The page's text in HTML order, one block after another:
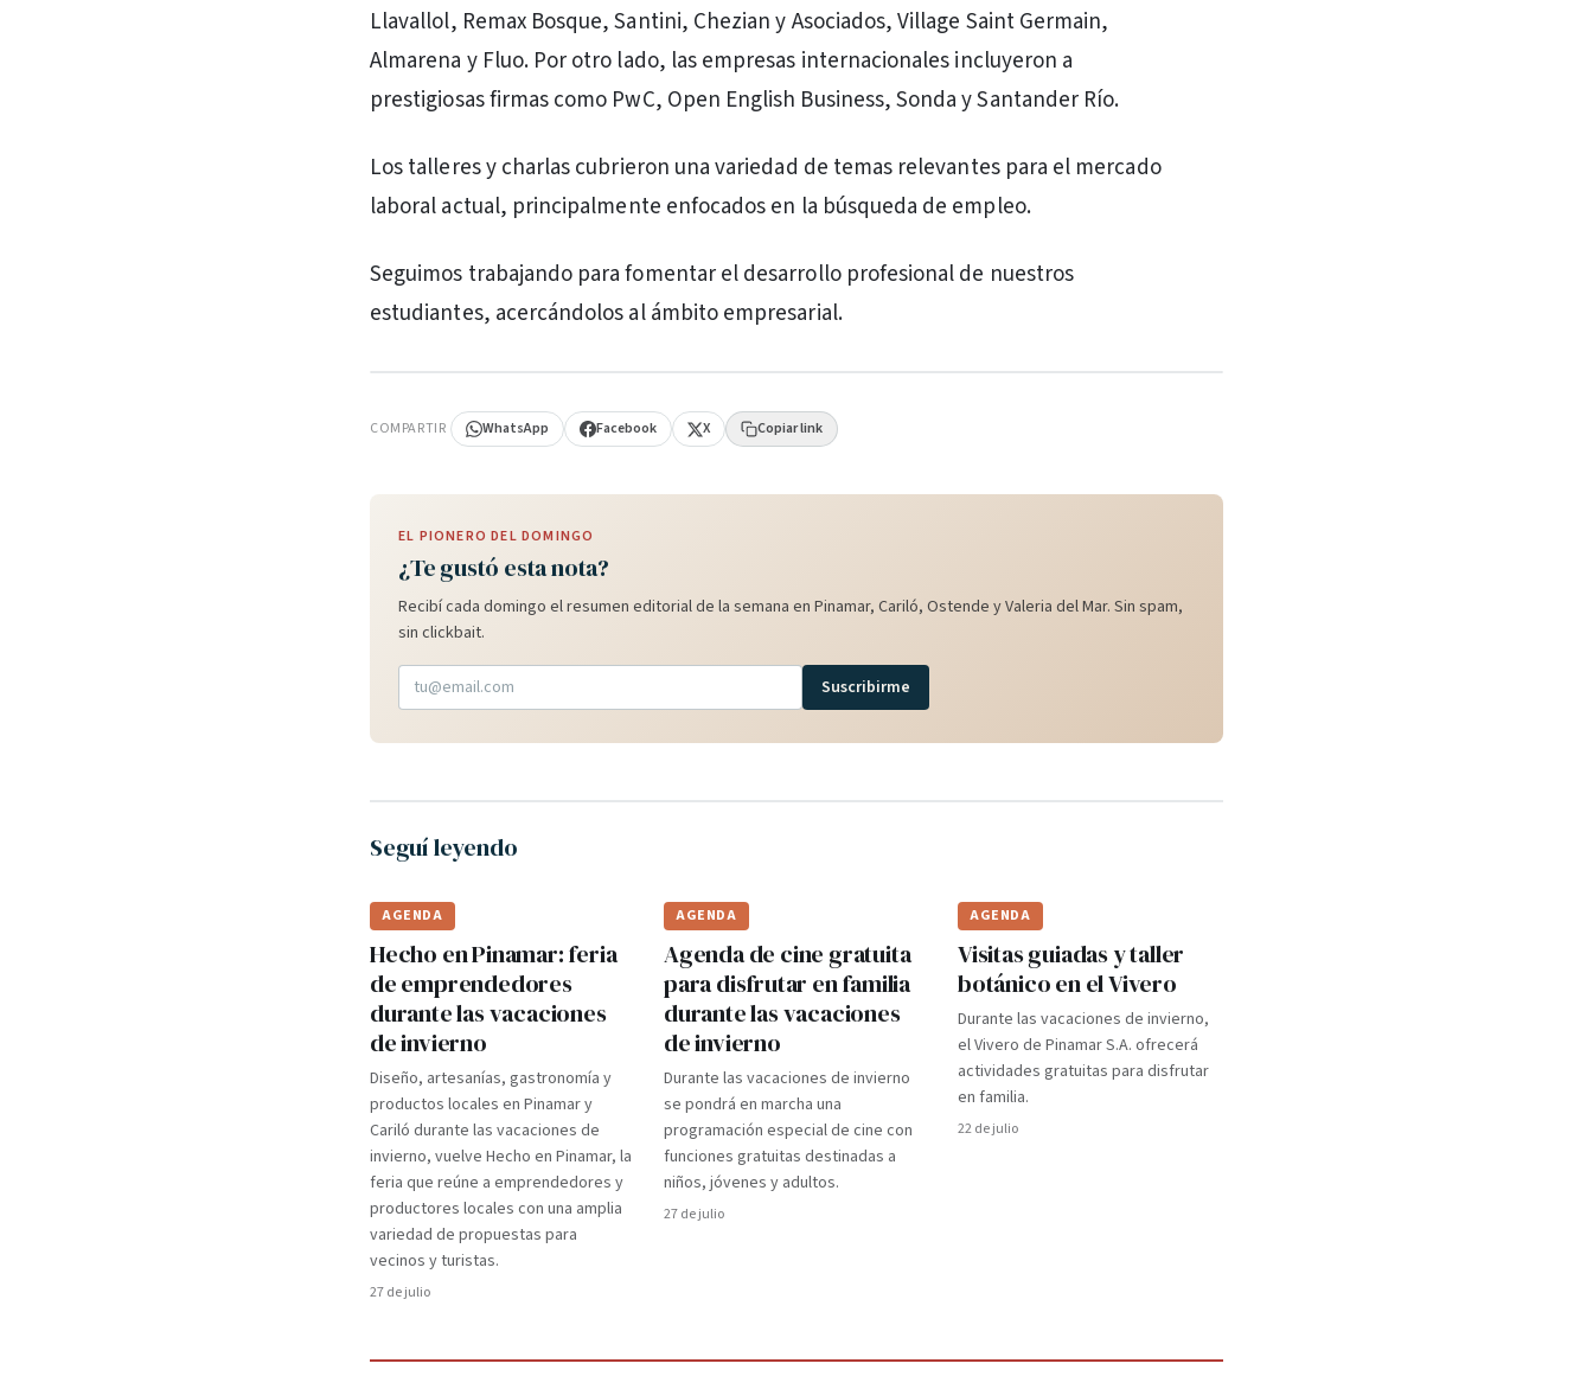
Llavallol, Remax Bosque, Santini, Chezian y Asociados, Village Saint Germain,
Almarena y Fluo. Por otro lado, las empresas internacionales incluyeron a
prestigiosas firmas como PwC, Open English Business, Sonda y Santander Río.
Los talleres y charlas cubrieron una variedad de temas relevantes para el mercado
laboral actual, principalmente enfocados en la búsqueda de empleo.
Seguimos trabajando para fomentar el desarrollo profesional de nuestros
estudiantes, acercándolos al ámbito empresarial.
COMPARTIR WhatsApp Facebook X Copiar link
EL PIONERO DEL DOMINGO
¿Te gustó esta nota?
Recibí cada domingo el resumen editorial de la semana en Pinamar, Cariló, Ostende y Valeria del Mar. Sin spam,
sin clickbait.
Suscribirme
Seguí leyendo
AGENDA
Hecho en Pinamar: feria
de emprendedores
durante las vacaciones
de invierno
Diseño, artesanías, gastronomía y
productos locales en Pinamar y
Cariló durante las vacaciones de
invierno, vuelve Hecho en Pinamar, la
feria que reúne a emprendedores y
productores locales con una amplia
variedad de propuestas para
vecinos y turistas.
27 de julio
AGENDA
Agenda de cine gratuita
para disfrutar en familia
durante las vacaciones
de invierno
Durante las vacaciones de invierno
se pondrá en marcha una
programación especial de cine con
funciones gratuitas destinadas a
niños, jóvenes y adultos.
27 de julio
AGENDA
Visitas guiadas y taller
botánico en el Vivero
Durante las vacaciones de invierno,
el Vivero de Pinamar S.A. ofrecerá
actividades gratuitas para disfrutar
en familia.
22 de julio